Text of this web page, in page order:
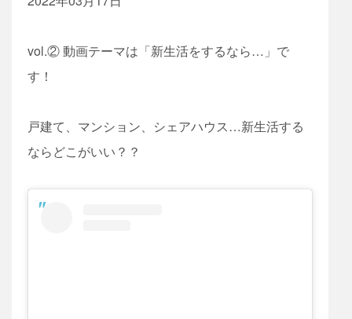
vol.② 動画テーマは「新生活をするなら…」で
す！
戸建て、マンション、シェアハウス…新生活する
ならどこがいい？？